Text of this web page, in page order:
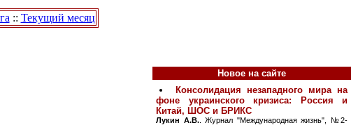
:: Текущий месяц
Новое на сайте